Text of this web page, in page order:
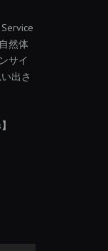
然体
サイ
出さ